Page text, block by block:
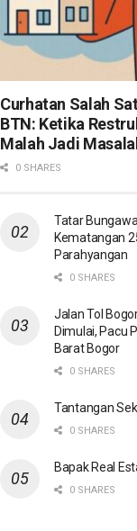
Curhatan Salah
BTN: Ketika
Malah Jadi
0 SHARES
Tatar
Kematangan
Parahyangan
0 SHARES
Jalan Tol
Dimulai, Pacu
Barat Bogor
0 SHARES
Tantangan
0 SHARES
Bapak Real
0 SHARES